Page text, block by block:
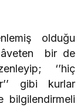
olduğu
bir de
‘’hiç
gibi kurlar
bilgilendirmeli